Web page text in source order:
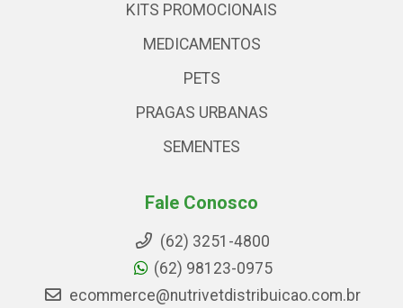
KITS PROMOCIONAIS
MEDICAMENTOS
PETS
PRAGAS URBANAS
SEMENTES
Fale Conosco
(62) 3251-4800
(62) 98123-0975
ecommerce@nutrivetdistribuicao.com.br